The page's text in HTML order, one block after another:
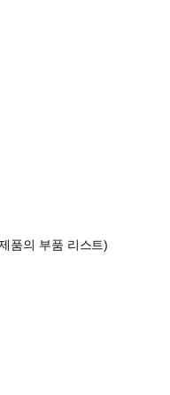
품의 부품 리스트)